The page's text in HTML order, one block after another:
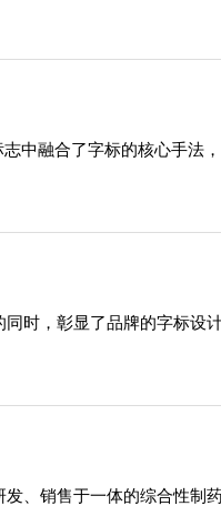
中融合了字标的核心手法
时，彰显了品牌的字标设
、销售于一体的综合性制